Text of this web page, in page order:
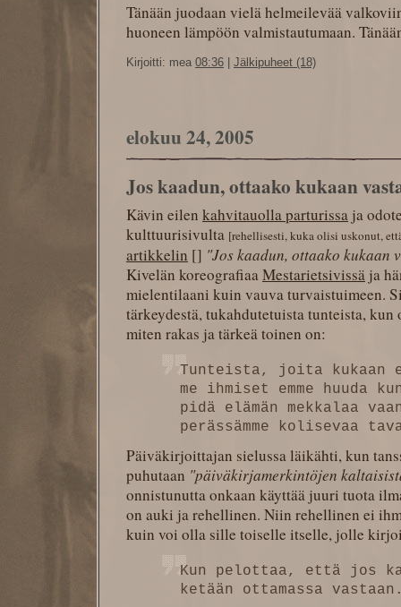
Tänään juodaan vielä helmeilevää
huoneen lämpöön valmistautumaan.
Kirjoitti: mea 08:36 | Jälkipuheet (18)
elokuu 24, 2005
Jos kaadun, ottaako kukaan
Kävin eilen kahvitauolla parturissa ja
kulttuurisivulta [rehellisesti, kuka olisi uskonut,
artikkelin [] "Jos kaadun, ottaako kukaan
Kivelän koreografiaaMestarietsivissä ja
mielentilaani kuin vauva turvaistuimeen.
tärkeydestä, tukahdutetuista tunteista, kun
miten rakas ja tärkeä toinen on:
Tunteista, joita kukaan
me ihmiset emme huuda
pidä elämän mekkalaa vaan
perässämme kolisevaa
Päiväkirjoittajan sielussa läikähti, kun
puhutaan "päiväkirjamerkintöjen
onnistunutta onkaan käyttää juuri tuota
on auki ja rehellinen. Niin rehellinen ei
kuin voi olla sille toiselle itselle, jolle
Kun pelottaa, että jos
ketään ottamassa